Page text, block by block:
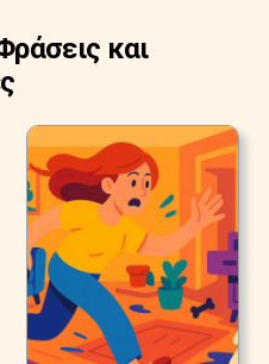
και